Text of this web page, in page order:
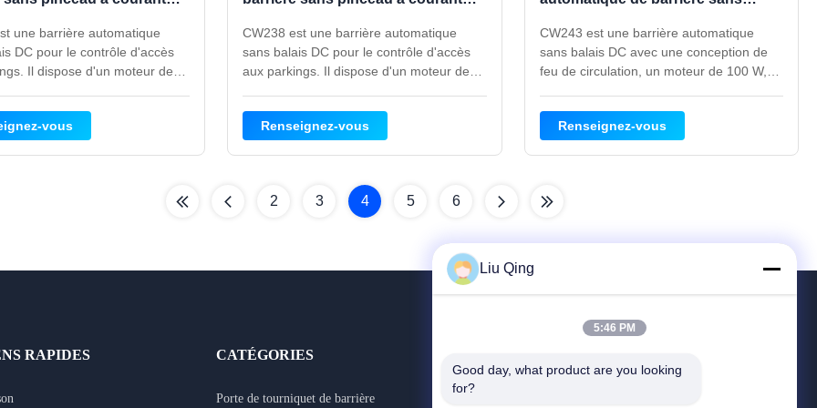
d'accès au parking
une barrière automatique
DC pour le contrôle d'accès
Il dispose d'un moteur de
protection IP54, d'un
LED rouge et vert, d'un rebond
vous
parking
CW238 est une barrière automatique
sans balais DC pour le contrôle d'accès
aux parkings. Il dispose d'un moteur de
à 6 s, d'une protection IP54, d'un rebond
anti-écrasement et d'une armoire durable
Renseignez-vous
pour contrôle d'accès au parking
CW243 est une barrière automatique
sans balais DC avec une conception de
feu de circulation, un moteur de 100 W,
rebond anti-écrasement et une armoire
en acier laminé à froid durable. Il convient
Renseignez-vous
2 3 4 5 6
RAPIDES CATÉGORIES
Porte de tourniquet de barrière
Liu Qing
5:46 PM
Good day, what product are you looking
for?